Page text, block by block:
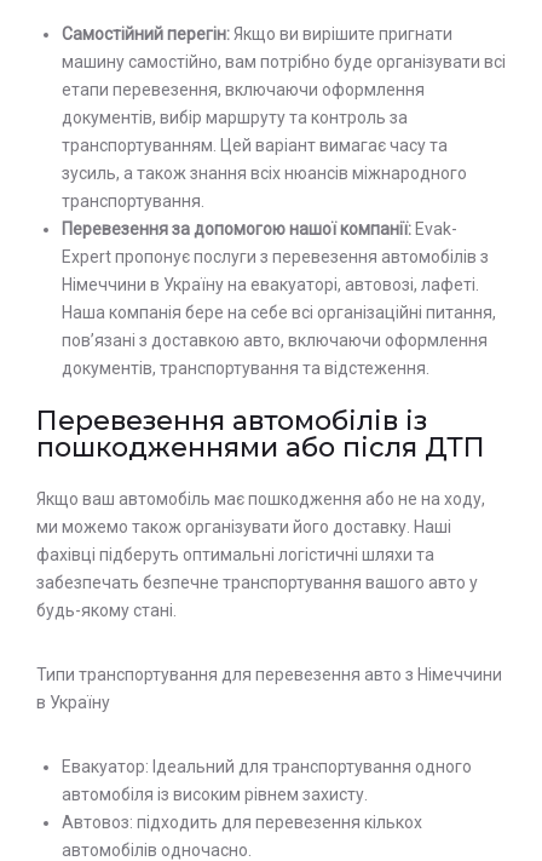
Самостійний перегін:Якщо ви вирішите пригнати
машину самостійно, вам потрібно буде організувати всі
етапи перевезення, включаючи оформлення
документів, вибір маршруту та контроль за
транспортуванням. Цей варіант вимагає часу та
зусиль, а також знання всіх нюансів міжнародного
транспортування.
Перевезення за допомогою нашої компанії: Evak-
Еxpert пропонує послуги з перевезення автомобілів з
Німеччини в Україну на евакуаторі, автовозі, лафеті.
Наша компанія бере на себе всі організаційні питання,
пов’язані з доставкою авто, включаючи оформлення
документів, транспортування та відстеження.
Перевезення автомобілів із
пошкодженнями або після ДТП
Якщо ваш автомобіль має пошкодження або не на ходу,
ми можемо також організувати його доставку. Наші
фахівці підберуть оптимальні логістичні шляхи та
забезпечать безпечне транспортування вашого авто у
будь-якому стані.
Типи транспортування для перевезення авто з Німеччини
в Україну
Евакуатор: Ідеальний для транспортування одного
автомобіля із високим рівнем захисту.
Автовоз: підходить для перевезення кількох
автомобілів одночасно.